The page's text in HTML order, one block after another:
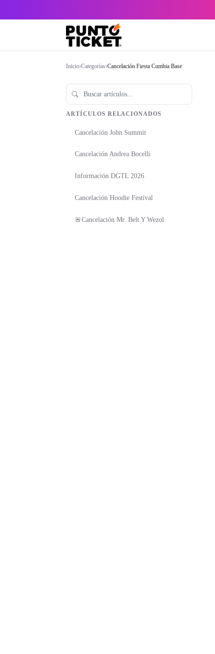
Inicio›Categorías›Cancelación Fiesta Cumbia Base
ARTÍCULOS RELACIONADOS
Cancelación John Summit
Cancelación Andrea Bocelli
Información DGTL 2026
Cancelación Hoodie Festival
🚨Cancelación Mr. Belt Y Wezol